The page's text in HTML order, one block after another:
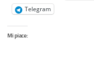
Telegram
Mi piace: